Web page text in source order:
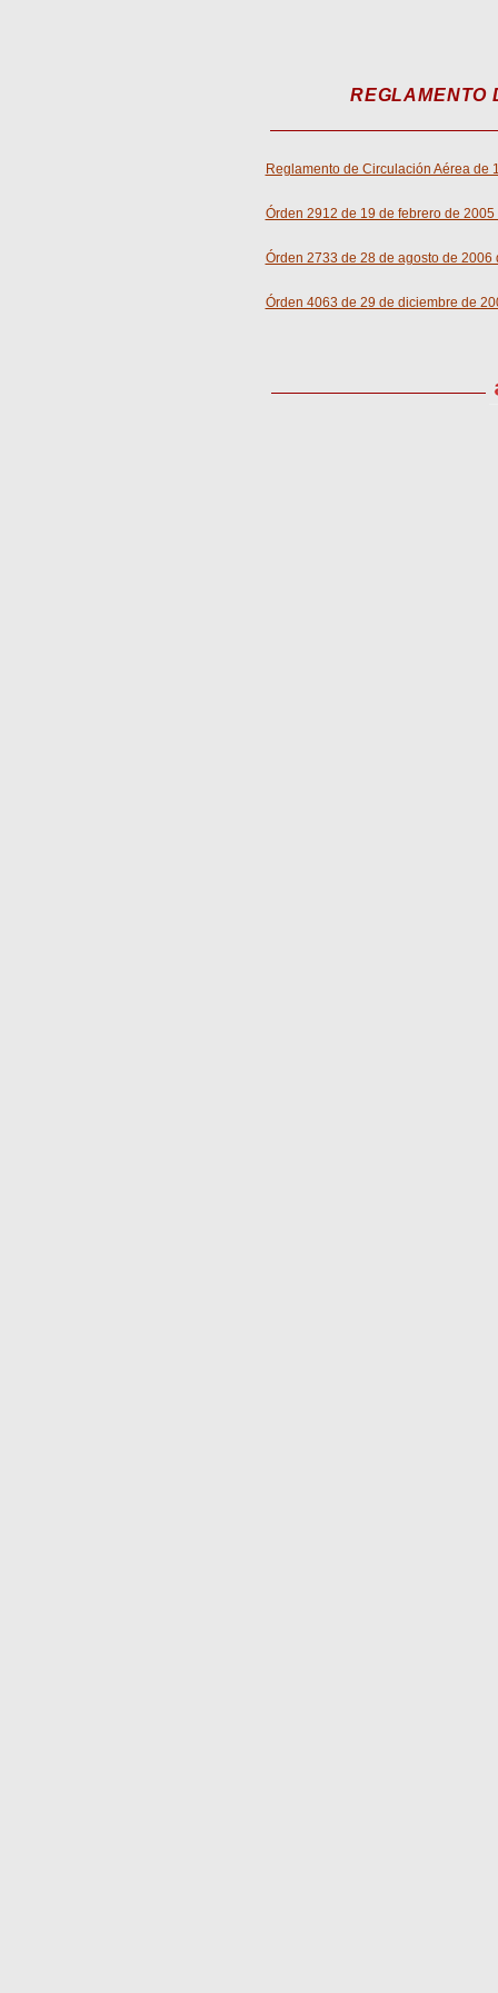
REGLAMENTO
Reglamento de Circulación Aérea de
Órden 2912 de 19 de febrero de
Órden 2733 de 28 de agosto de 2006
Órden 4063 de 29 de diciembre de